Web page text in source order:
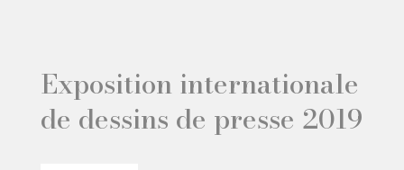
Exposition internationale
de dessins de presse 2019